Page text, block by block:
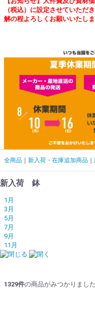
（税込）に設定させていただ
解の程よろしくお願いいたしま
全商品 新入荷・在庫追加商品
新入荷 鉢
1月
3月
5月
7月
9月
11月
1329件の商品がみつかりました